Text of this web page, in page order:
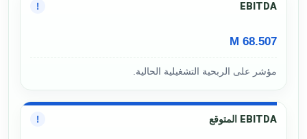
EBITDA
!
68.507 M
مؤشر على الربحية التشغيلية الحالية.
EBITDA المتوقع !